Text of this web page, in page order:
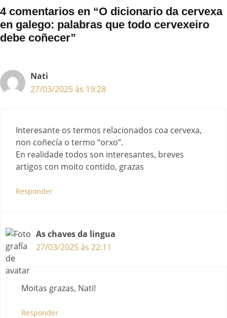
4 comentarios en “O dicionario da cervexa
en galego: palabras que todo cervexeiro
debe coñecer”
Nati
27/03/2025 ás 19:28
Interesante os termos relacionados coa cervexa,
non coñecía o termo “orxo”.
En realidade todos son interesantes, breves
artigos con moito contido, grazas
Responder
As chaves da lingua
27/03/2025 ás 22:11
Moitas grazas, Nati!
Responder